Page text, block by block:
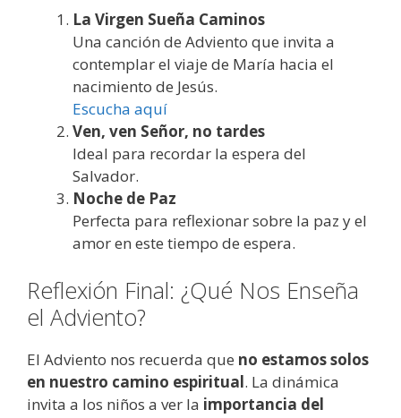
La Virgen Sueña Caminos
Una canción de Adviento que invita a
contemplar el viaje de María hacia el
nacimiento de Jesús.
Escucha aquí
Ven, ven Señor, no tardes
Ideal para recordar la espera del
Salvador.
Noche de Paz
Perfecta para reflexionar sobre la paz y el
amor en este tiempo de espera.
Reflexión Final: ¿Qué Nos Enseña
el Adviento?
El Adviento nos recuerda que no estamos solos
en nuestro camino espiritual. La dinámica
invita a los niños a ver la importancia del